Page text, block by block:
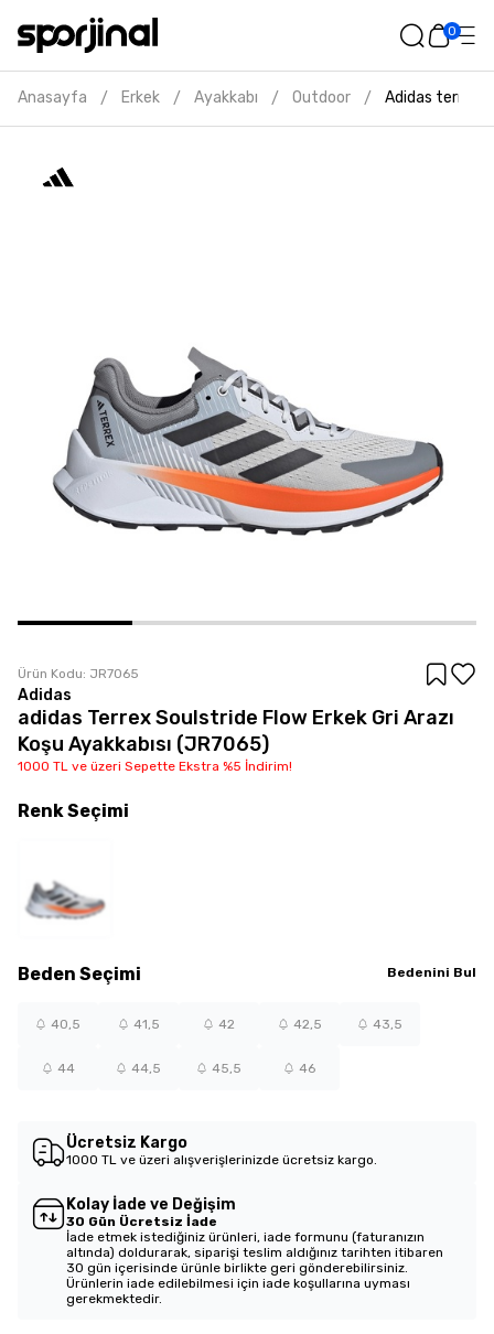
0
Anasayfa / Erkek / Ayakkabı / Outdoor / Adidas terrex
Ürün Kodu: JR7065
Adidas
adidas Terrex Soulstride Flow Erkek Gri Arazı
Koşu Ayakkabısı (JR7065)
1000 TL ve üzeri Sepette Ekstra %5 İndirim!
Beden Seçimi Bedenini Bul
40,5 41,5 42 42,5 43,5
44 44,5 45,5 46
RenkSeçimi
Ücretsiz Kargo
1000 TL ve üzeri alışverişlerinizde ücretsiz kargo.
Kolay İade ve Değişim
30 Gün Ücretsiz İade
İade etmek istediğiniz ürünleri, iade formunu (faturanızın
altında) doldurarak, siparişi teslim aldığınız tarihten itibaren
30 gün içerisinde ürünle birlikte geri gönderebilirsiniz.
Ürünlerin iade edilebilmesi için iade koşullarına uyması
gerekmektedir.